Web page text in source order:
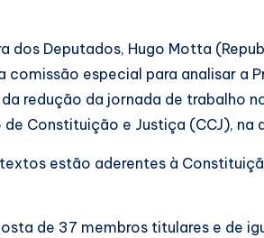
dos Deputados, Hugo Motta
especial para analisar a
redução da jornada de trabalho
de Constituição e Justiça (CCJ),
textos estão aderentes à
de 37 membros titulares e de